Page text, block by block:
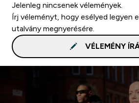
Jelenleg nincsenek vélemények.
Írj véleményt, hogy esélyed legyen
utalvány megnyerésére.
VÉLEMÉNY